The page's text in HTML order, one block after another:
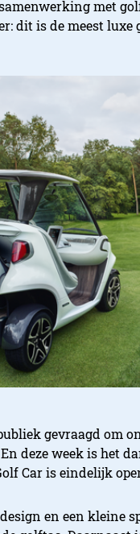
met
dit is de meest
gevraagd om
deze week is het
Car is eindelijk
en een kleine